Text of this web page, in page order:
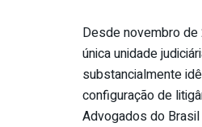
Desde novembro
única unidade
substancialmente
configuração de
Advogados do